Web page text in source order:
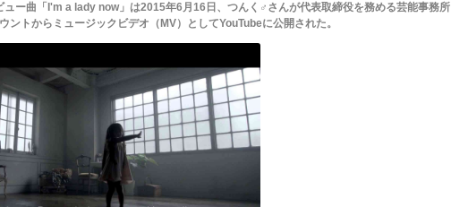
ー曲「I'm a lady now」は2015年6月16日、つんく♂さんが代表取締役を務める芸能事務所
ントからミュージックビデオ（MV）としてYouTubeに公開された。